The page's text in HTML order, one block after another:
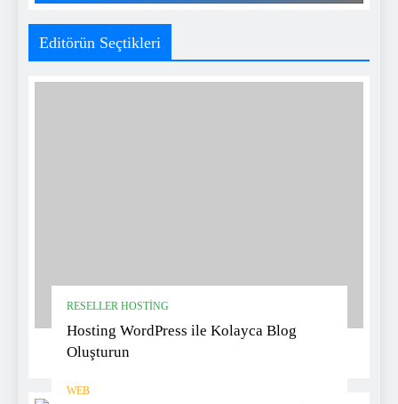
Editörün Seçtikleri
RESELLER HOSTING
Hosting WordPress ile Kolayca Blog
Oluşturun
WEB